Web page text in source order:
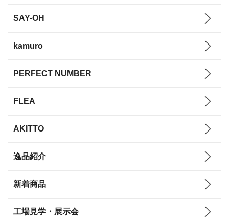
SAY-OH
kamuro
PERFECT NUMBER
FLEA
AKITTO
逸品紹介
新着商品
工場見学・展示会